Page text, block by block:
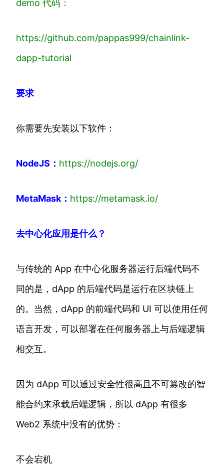
demo 代码：
https://github.com/pappas999/chainlink-
dapp-tutorial
要求
你需要先安装以下软件：
NodeJS： https://nodejs.org/
MetaMask： https://metamask.io/
去中心化应用是什么？
与传统的 App 在中心化服务器运行后端代码不
同的是，dApp 的后端代码是运行在区块链上
的。当然，dApp 的前端代码和 UI 可以使用任何
语言开发，可以部署在任何服务器上与后端逻辑
相交互。
因为 dApp 可以通过安全性很高且不可篡改的智
能合约来承载后端逻辑，所以 dApp 有很多
Web2 系统中没有的优势：
不会宕机